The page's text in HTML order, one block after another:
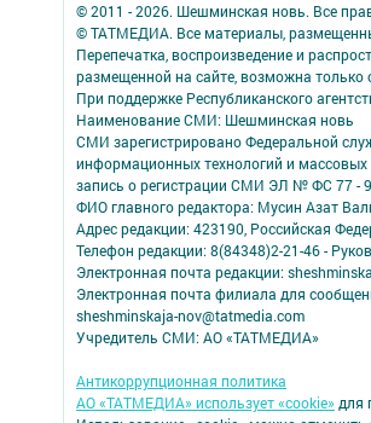
© 2011 - 2026. Шешминская новь. Все
© ТАТМЕДИА. Все материалы,
Перепечатка, воспроизведение и
размещенной на сайте, возможна
При поддержке Республиканского
Наименование СМИ: Шешминская новь
СМИ зарегистрировано Федеральной
информационных технологий и
запись о регистрации СМИ ЭЛ № ФС 77 -
ФИО главного редактора: Мусин Азат
Адрес редакции: 423190, Российская
Телефон редакции: 8(84348)2-21-46 -
Электронная почта редакции:
Электронная почта филиала для
sheshminskaja-nov@tatmedia.com
Учредитель СМИ: АО «ТАТМЕДИА»
Антикоррупционная политика
АО «ТАТМЕДИА» использует «cookie» для